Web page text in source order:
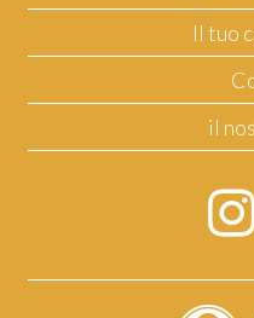
Il tuo
il